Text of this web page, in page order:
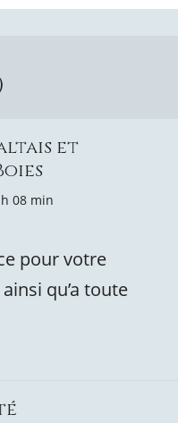
et
08 min
pour votre
qu’a toute